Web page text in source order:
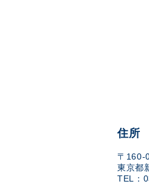
住所
〒160-
東京都
TEL：